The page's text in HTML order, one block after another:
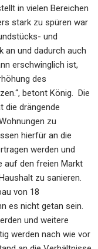
in vielen Bereichen
stark zu spüren war
und
an und dadurch auch
erschwinglich ist,
des
betont König. Die
die drängende
zu
hierfür an die
werden und
auf den freien Markt
zu sanieren.
von 18
es nicht getan sein.
und weitere
werden nach wie vor